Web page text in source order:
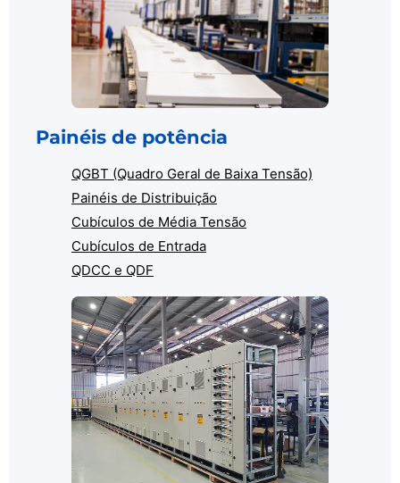
Painéis de potência
QGBT (Quadro Geral de Baixa Tensão)
Painéis de Distribuição
Cubículos de Média Tensão
Cubículos de Entrada
QDCC e QDF